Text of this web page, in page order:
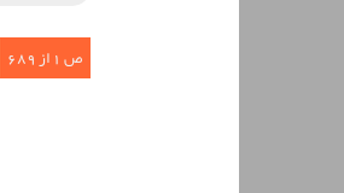
ص 1 از 689